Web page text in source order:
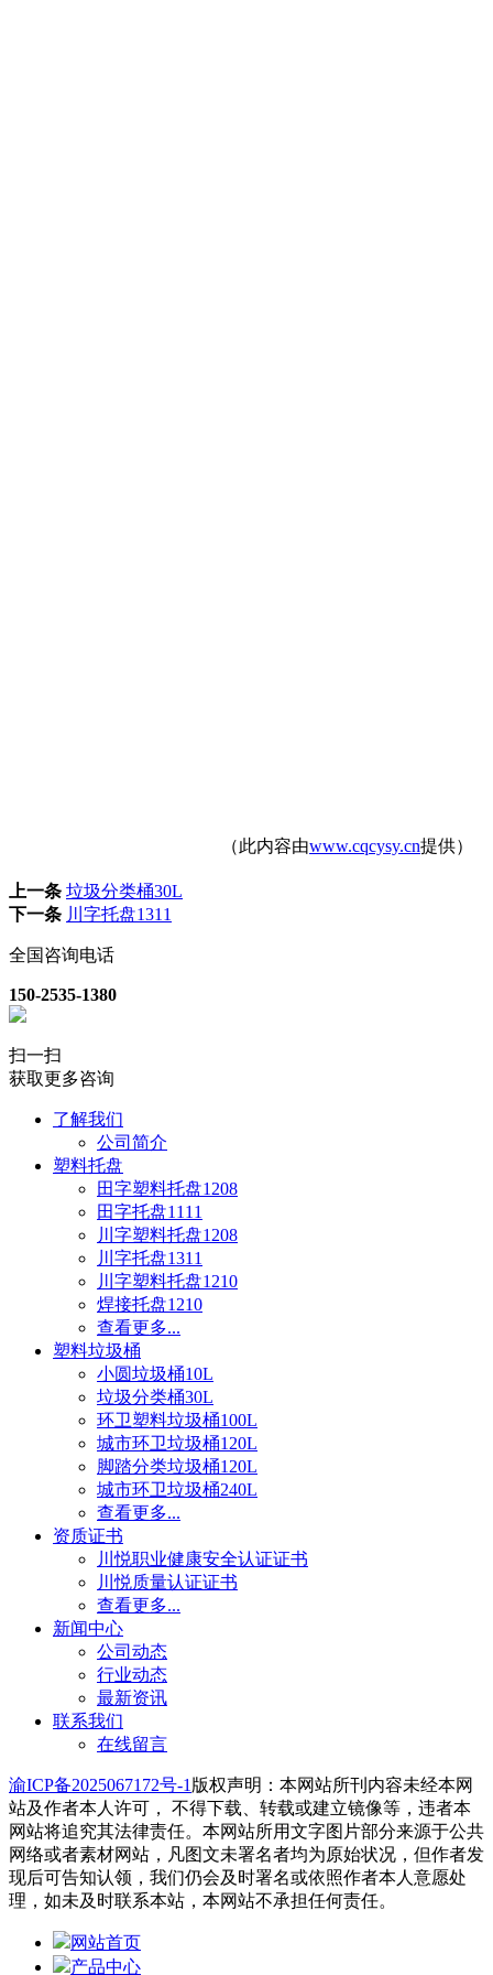
（此内容由www.cqcysy.cn提供）
上一条 垃圾分类桶30L
下一条 川字托盘1311
全国咨询电话
150-2535-1380
扫一扫
获取更多咨询
了解我们
公司简介
塑料托盘
田字塑料托盘1208
田字托盘1111
川字塑料托盘1208
川字托盘1311
川字塑料托盘1210
焊接托盘1210
查看更多...
塑料垃圾桶
小圆垃圾桶10L
垃圾分类桶30L
环卫塑料垃圾桶100L
城市环卫垃圾桶120L
脚踏分类垃圾桶120L
城市环卫垃圾桶240L
查看更多...
资质证书
川悦职业健康安全认证证书
川悦质量认证证书
查看更多...
新闻中心
公司动态
行业动态
最新资讯
联系我们
在线留言
渝ICP备2025067172号-1 版权声明：本网站所刊内容未经本网
站及作者本人许可， 不得下载、转载或建立镜像等，违者本
网站将追究其法律责任。本网站所用文字图片部分来源于公共
网络或者素材网站，凡图文未署名者均为原始状况，但作者发
现后可告知认领，我们仍会及时署名或依照作者本人意愿处
理，如未及时联系本站，本网站不承担任何责任。
网站首页
产品中心